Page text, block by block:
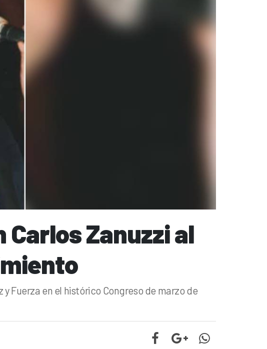
Zanuzzi al
Fuerza en el histórico Congreso de marzo de